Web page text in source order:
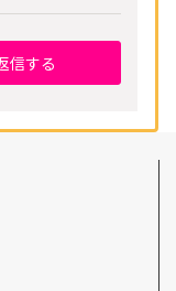
信する